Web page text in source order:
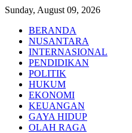
Skip
content
Sunday, August 09, 2026
BERANDA
NUSANTARA
INTERNASIONAL
PENDIDIKAN
POLITIK
HUKUM
EKONOMI
KEUANGAN
GAYA HIDUP
OLAH RAGA